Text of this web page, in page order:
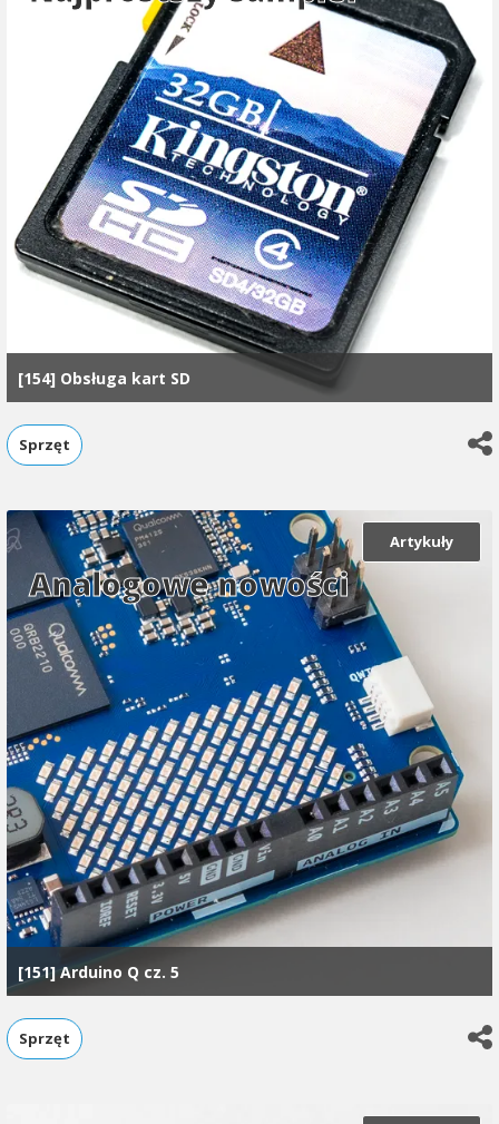
[154] Obsługa kart SD
Sprzęt
Analogowe nowości
Artykuły
[151] Arduino Q cz. 5
Sprzęt